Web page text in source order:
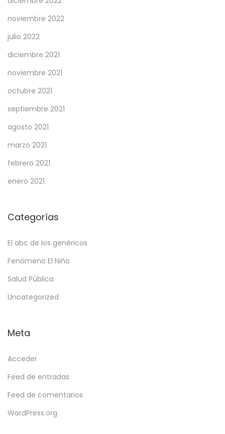
noviembre 2022
julio 2022
diciembre 2021
noviembre 2021
octubre 2021
septiembre 2021
agosto 2021
marzo 2021
febrero 2021
enero 2021
Categorías
El abc de los genéricos
Fenómeno El Niño
Salud Pública
Uncategorized
Meta
Acceder
Feed de entradas
Feed de comentarios
WordPress.org